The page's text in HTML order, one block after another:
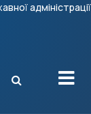
адміністрації